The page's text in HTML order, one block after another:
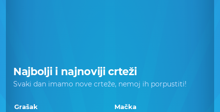
Najbolji i najnoviji crteži
Svaki dan imamo nove crteže, nemoj ih porpustiti!
Grašak Mačka